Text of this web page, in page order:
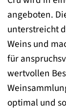
angeboten.
unterstreicht
Weins und
für
wertvollen
optimal und